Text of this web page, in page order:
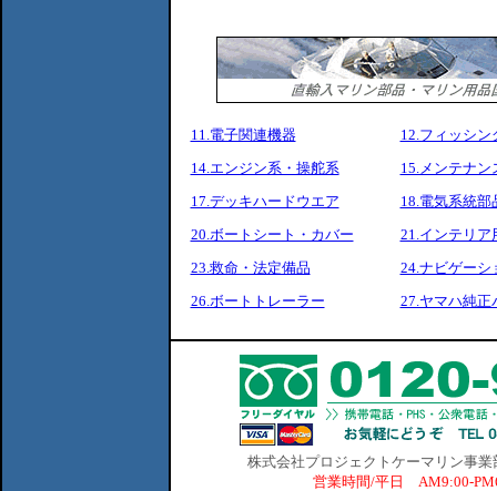
11.電子関連機器
12.フィッシン
14.エンジン系・操舵系
15.メンテナン
17.デッキハードウエア
18.電気系統部
20.ボートシート・カバー
21.インテリア
23.救命・法定備品
24.ナビゲーシ
26.ボートトレーラー
27.ヤマハ純正
株式会社プロジェクトケーマリン事
営業時間/平日 AM9:00-